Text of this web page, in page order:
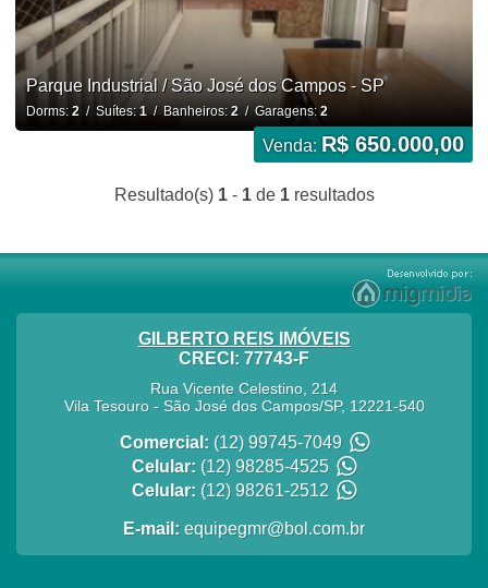
Parque Industrial / São José dos Campos - SP
Dorms: 2/ Suítes:1/ Banheiros: 2/ Garagens:2
Venda: R$ 650.000,00
Resultado(s) 1- 1de 1resultados
GILBERTO REIS IMÓVEIS
CRECI: 77743-F
Rua Vicente Celestino, 214
Vila Tesouro- São José dos Campos/SP, 12221-540
Comercial: (12) 99745-7049
Celular: (12) 98285-4525
Celular: (12) 98261-2512
E-mail: equipegmr@bol.com.br